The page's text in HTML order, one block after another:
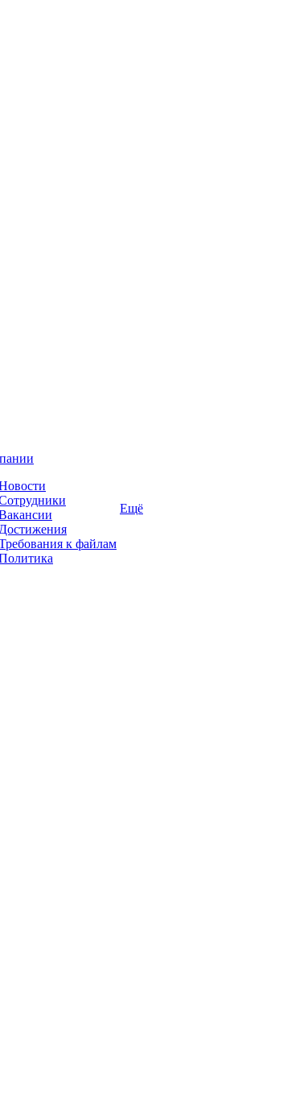
Достижения
к файлам
Ещё